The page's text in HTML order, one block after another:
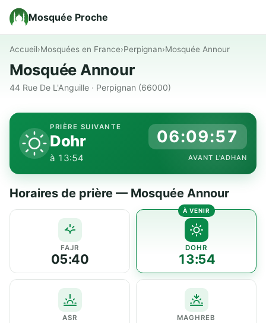
Mosquée Proche
Accueil›Mosquées en France›Perpignan›Mosquée Annour
Mosquée Annour
44 Rue De L'Anguille · Perpignan (66000)
PRIÈRE SUIVANTE
Dohr
à 13:54
06:09:57
AVANT L'ADHAN
Horaires de prière — Mosquée Annour
FAJR
05:40
DOHR
13:54
ASR MAGHREB